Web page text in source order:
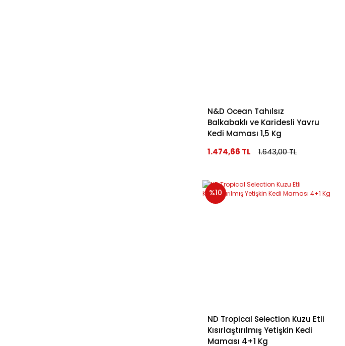
N&D Ocean Tahılsız
Balkabaklı ve Karidesli Yavru
Kedi Maması 1,5 Kg
1.474,66 TL
1.643,00 TL
%10
ND Tropical Selection Kuzu Etli
Kısırlaştırılmış Yetişkin Kedi
Maması 4+1 Kg